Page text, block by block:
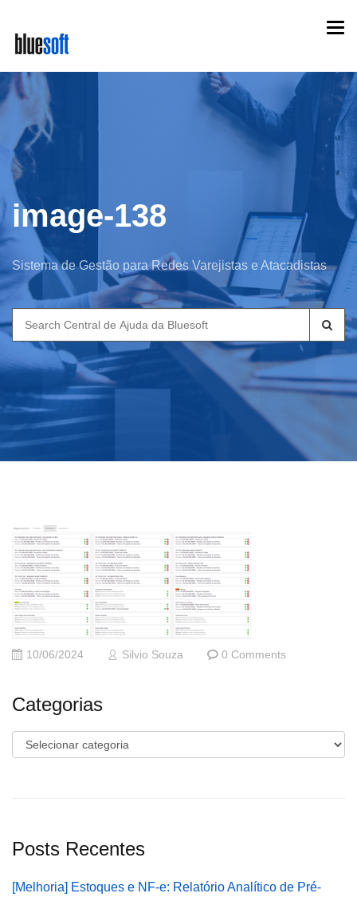
main
content
image-138
Sistema de Gestão para Redes Varejistas e Atacadistas
Search
for:
10/06/2024 Silvio Souza 0 Comments
Categorias
Categorias
Posts Recentes
[Melhoria] Estoques e NF-e: Relatório Analítico de Pré-